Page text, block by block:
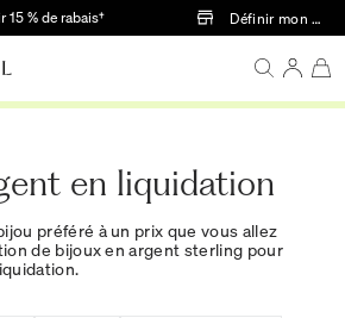
Passer au contenu principal
% de rabais† Définir mon
en liquidation
préféré à un prix que vous allez
de bijoux en argent sterling pour